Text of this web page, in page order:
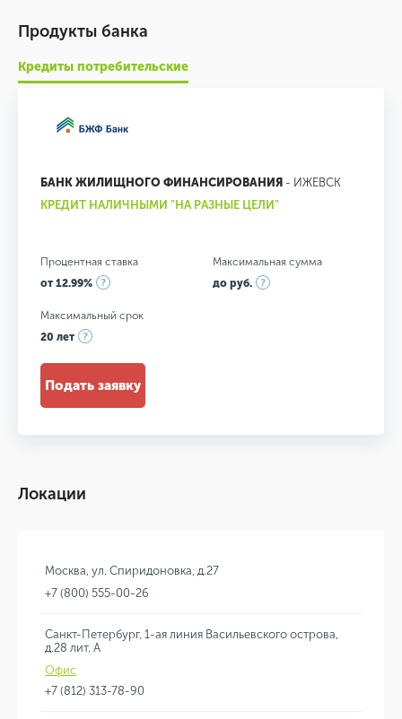
Продукты банка
Кредиты потребительские
БАНК ЖИЛИЩНОГО ФИНАНСИРОВАНИЯ - ИЖЕВСК
КРЕДИТ НАЛИЧНЫМИ "НА РАЗНЫЕ ЦЕЛИ"
Процентная ставка
от 12.99%
Максимальная сумма
до руб.
Максимальный срок
20 лет
Подать заявку
Локации
Москва, ул. Спиридоновка, д.27
+7 (800) 555-00-26
Санкт-Петербург, 1-ая линия Васильевского острова,
д.28 лит. А
Офис
+7 (812) 313-78-90